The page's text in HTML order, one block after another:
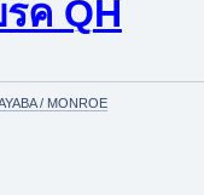
ค QH
/ MONROE